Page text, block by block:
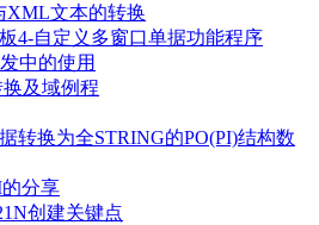
XML文本的转换
4-自定义多窗口单据功能程序
中的使用
及域例程
转换为全STRING的PO(PI)结构数
分享
创建关键点